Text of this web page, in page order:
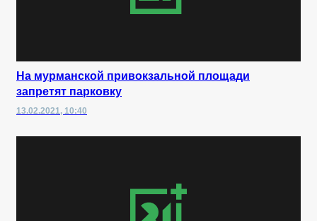
На мурманской привокзальной площади
запретят парковку
13.02.2021, 10:40